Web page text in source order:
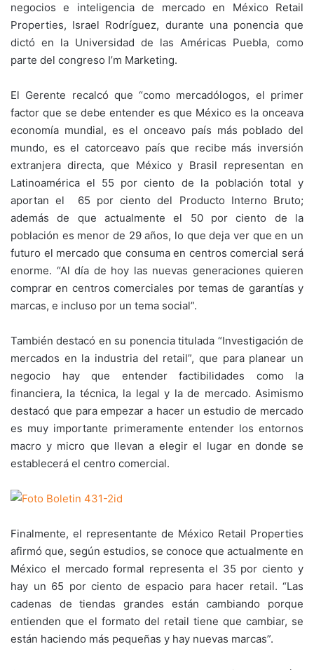
negocios e inteligencia de mercado en México Retail
Properties, Israel Rodríguez, durante una ponencia que
dictó en la Universidad de las Américas Puebla, como
parte del congreso I’m Marketing.
El Gerente recalcó que “como mercadólogos, el primer
factor que se debe entender es que México es la onceava
economía mundial, es el onceavo país más poblado del
mundo, es el catorceavo país que recibe más inversión
extranjera directa, que México y Brasil representan en
Latinoamérica el 55 por ciento de la población total y
aportan el 65 por ciento del Producto Interno Bruto;
además de que actualmente el 50 por ciento de la
población es menor de 29 años, lo que deja ver que en un
futuro el mercado que consuma en centros comercial será
enorme. “Al día de hoy las nuevas generaciones quieren
comprar en centros comerciales por temas de garantías y
marcas, e incluso por un tema social”.
También destacó en su ponencia titulada “Investigación de
mercados en la industria del retail”, que para planear un
negocio hay que entender factibilidades como la
financiera, la técnica, la legal y la de mercado. Asimismo
destacó que para empezar a hacer un estudio de mercado
es muy importante primeramente entender los entornos
macro y micro que llevan a elegir el lugar en donde se
establecerá el centro comercial.
Finalmente, el representante de México Retail Properties
afirmó que, según estudios, se conoce que actualmente en
México el mercado formal representa el 35 por ciento y
hay un 65 por ciento de espacio para hacer retail. “Las
cadenas de tiendas grandes están cambiando porque
entienden que el formato del retail tiene que cambiar, se
están haciendo más pequeñas y hay nuevas marcas”.